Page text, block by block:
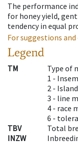
The performance
for honey yield,
tendency in equal
For suggestions
Legend
TM
Type of
1 -
2 -
3 - line
4 - race
6 -
TBV
Total
INZW